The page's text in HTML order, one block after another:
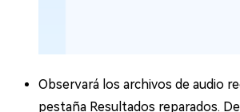
Observará los archivos de audio
pestaña Resultados reparados.